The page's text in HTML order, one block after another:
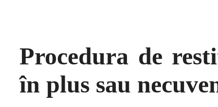
Procedura de
în plus sau